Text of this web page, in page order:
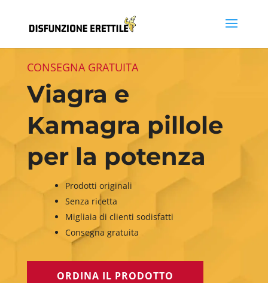
CONSEGNA GRATUITA
Viagra e
Kamagra pillole
per la potenza
Prodotti originali
Senza ricetta
Migliaia di clienti sodisfatti
Consegna gratuita
ORDINA IL PRODOTTO